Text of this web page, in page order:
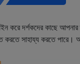
করে দর্শকদের কাছে আপনার
করতে সাহায্য করতে পারে।